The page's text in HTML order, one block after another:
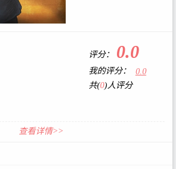
评分： 0.0
我的评分：
0.0
共(0)人评分
查看详情>>